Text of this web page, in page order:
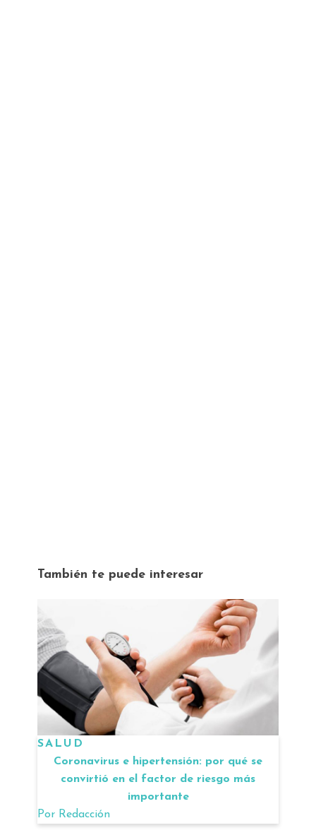
También te puede interesar
SALUD
Coronavirus e hipertensión: por qué se
convirtió en el factor de riesgo más
importante
Por Redacción